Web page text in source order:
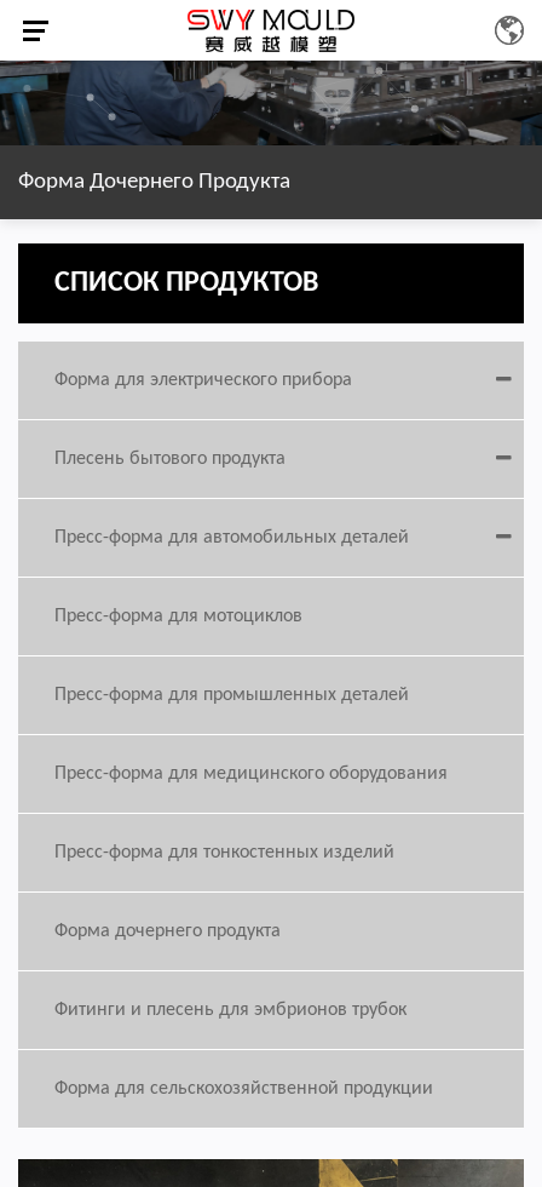
Форма Дочернего Продукта
СПИСОК ПРОДУКТОВ
Форма для электрического прибора
Плесень бытового продукта
Пресс-форма для автомобильных деталей
Пресс-форма для мотоциклов
Пресс-форма для промышленных деталей
Пресс-форма для медицинского оборудования
Пресс-форма для тонкостенных изделий
Форма дочернего продукта
Фитинги и плесень для эмбрионов трубок
Форма для сельскохозяйственной продукции